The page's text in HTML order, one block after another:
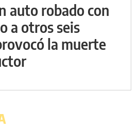
auto robado con
a otros seis
la muerte